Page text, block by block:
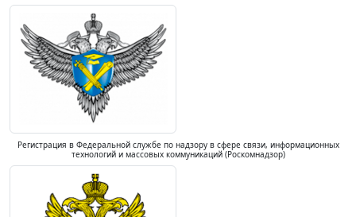
Регистрация в Федеральной службе по надзору в сфере связи, информационных
технологий и массовых коммуникаций (Роскомнадзор)